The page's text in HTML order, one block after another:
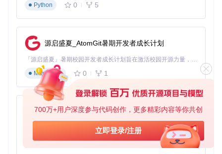
700万+用户深度参与代码创作，更多精彩内容等你共创
立即登录/注册
世界的高度限制。对于复杂图像，建议设置8-12格的高度范
围。
方块库选择
础方块）、CustomBlocks（自定义方块）和QuarkModBlocks
（模组方块）。首次使用建议选择FixedBlocks，包含游戏原
版中所有适合像素艺术的方块类型。
生成立体结构：算法驱动的自动构建
完成参数配置后，点击"生成"按钮启动立体转换过程。SlopeC
raft会执行以下操作：首先分析图像的色彩分布和轮廓特征，
然后应用体素转换算法计算每个像素点的三维坐标，最后根据
方块库的属性选择最合适的方块类型进行填充。
生成过程的耗时取决于图像复杂度和设定的高度范围，一般在
10-60秒之间。进度条会显示当前处理状态，对于大型图像，
Python
0 5
源启盛夏_AtomGit暑期开发者成长计划
「源启盛夏」暑期校园开发者成长计划旨在激活校园开源力量，通过积分激励、认证扶持、资源倾斜等形式，引导高校组织和开发者完成「入驻 — 建项目 — 做贡献 — 获认证 — 得资源」的完整闭环。无论你是想带领社团入驻平台的组织者，还是希望用代码贡献证明自己的开发者，都能在这里找到属于你的成长路径。
Markdown
0 1
py-xiaozhi
基于Python的Xiaozhi AI，适用于想要完整Xiaozhi体验而无需拥有专用硬件的用户。
Python
0 1